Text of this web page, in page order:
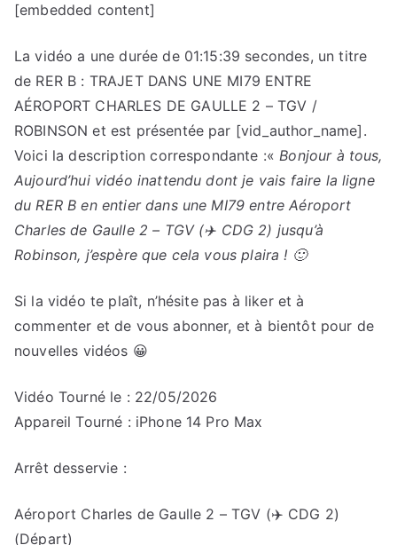
[embedded content]
La vidéo a une durée de 01:15:39 secondes, un titre
de RER B : TRAJET DANS UNE MI79 ENTRE
AÉROPORT CHARLES DE GAULLE 2 – TGV /
ROBINSON et est présentée par [vid_author_name].
Voici la description correspondante :« Bonjour à tous,
Aujourd’hui vidéo inattendu dont je vais faire la ligne
du RER B en entier dans une MI79 entre Aéroport
Charles de Gaulle 2 – TGV (✈️ CDG 2) jusqu’à
Robinson, j’espère que cela vous plaira ! 🙂
Si la vidéo te plaît, n’hésite pas à liker et à
commenter et de vous abonner, et à bientôt pour de
nouvelles vidéos 😀
Vidéo Tourné le : 22/05/2026
Appareil Tourné : iPhone 14 Pro Max
Arrêt desservie :
Aéroport Charles de Gaulle 2 – TGV (✈️ CDG 2)
(Départ)